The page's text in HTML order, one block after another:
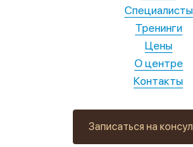
Записаться на
Специалисты
Тренинги
Цены
О центре
Контакты